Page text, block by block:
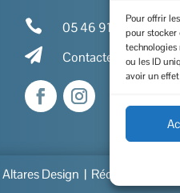
Pour offrir
pour stocker
ou les ID
avoir un
 05 46 91 86 00
 Contactez-nous
Altares Design | Rédaction :